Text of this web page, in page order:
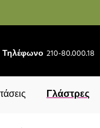
Τηλέφωνο 210-80.000.18
Γλάστρες